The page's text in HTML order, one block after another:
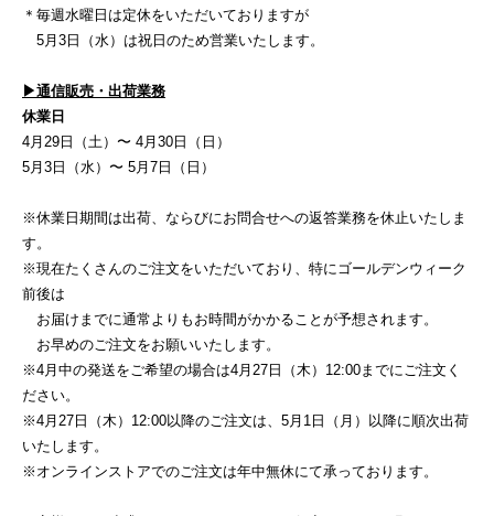
＊毎週水曜日は定休をいただいておりますが
5月3日（水）は祝日のため営業いたします。
▶︎通信販売・出荷業務
休業日
4月29日（土）〜 4月30日（日）
5月3日（水）〜 5月7日（日）
※休業日期間は出荷、ならびにお問合せへの返答業務を休止いたしま
す。
※現在たくさんのご注文をいただいており、特にゴールデンウィーク
前後は
お届けまでに通常よりもお時間がかかることが予想されます。
お早めのご注文をお願いいたします。
※4月中の発送をご希望の場合は4月27日（木）12:00までにご注文く
ださい。
※4月27日（木）12:00以降のご注文は、5月1日（月）以降に順次出荷
いたします。
※オンラインストアでのご注文は年中無休にて承っております。